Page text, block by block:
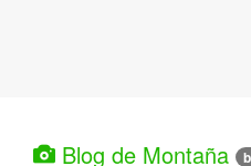
Blog de Montaña